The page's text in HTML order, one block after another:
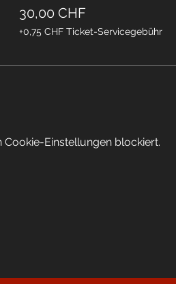
30,00 CHF
+0,75 CHF Ticket-Servicegebühr
Einstellungen blockiert.